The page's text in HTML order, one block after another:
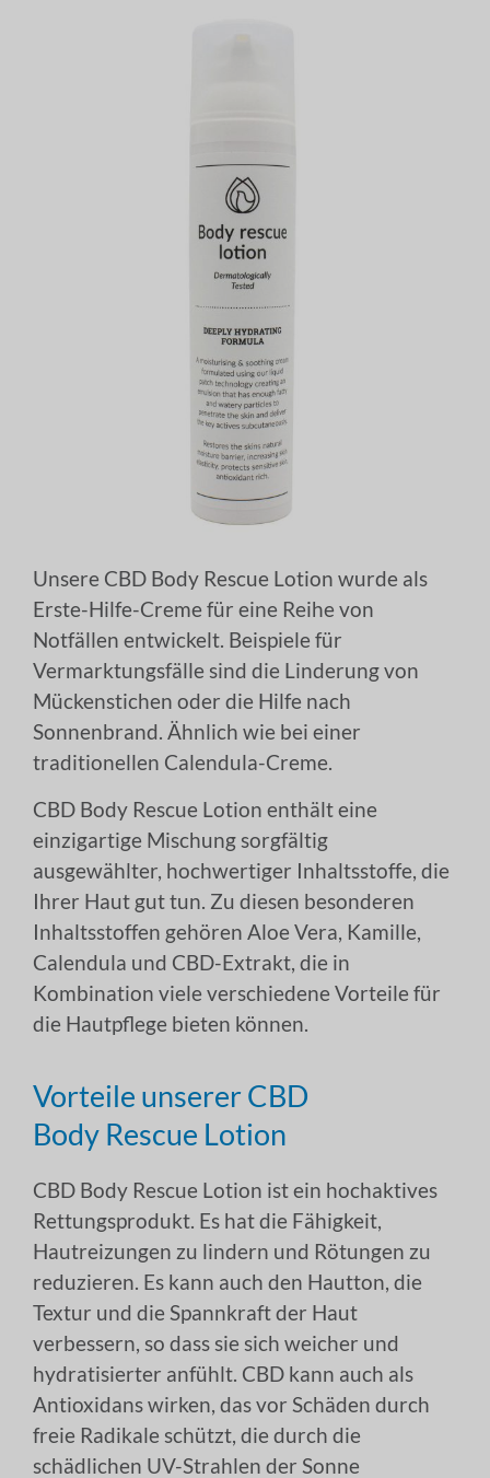
Unsere CBD Body Rescue Lotion wurde als
Erste-Hilfe-Creme für eine Reihe von
Notfällen entwickelt. Beispiele für
Vermarktungsfälle sind die Linderung von
Mückenstichen oder die Hilfe nach
Sonnenbrand. Ähnlich wie bei einer
traditionellen Calendula-Creme.
CBD Body Rescue Lotion enthält eine
einzigartige Mischung sorgfältig
ausgewählter, hochwertiger Inhaltsstoffe, die
Ihrer Haut gut tun. Zu diesen besonderen
Inhaltsstoffen gehören Aloe Vera, Kamille,
Calendula und CBD-Extrakt, die in
Kombination viele verschiedene Vorteile für
die Hautpflege bieten können.
Vorteile unserer CBD
Body Rescue Lotion
CBD Body Rescue Lotion ist ein hochaktives
Rettungsprodukt. Es hat die Fähigkeit,
Hautreizungen zu lindern und Rötungen zu
reduzieren. Es kann auch den Hautton, die
Textur und die Spannkraft der Haut
verbessern, so dass sie sich weicher und
hydratisierter anfühlt. CBD kann auch als
Antioxidans wirken, das vor Schäden durch
freie Radikale schützt, die durch die
schädlichen UV-Strahlen der Sonne